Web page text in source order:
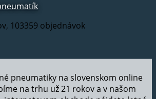
103359 objednávok
pneumatiky na slovenskom online
na trhu už 21 rokov a v našom